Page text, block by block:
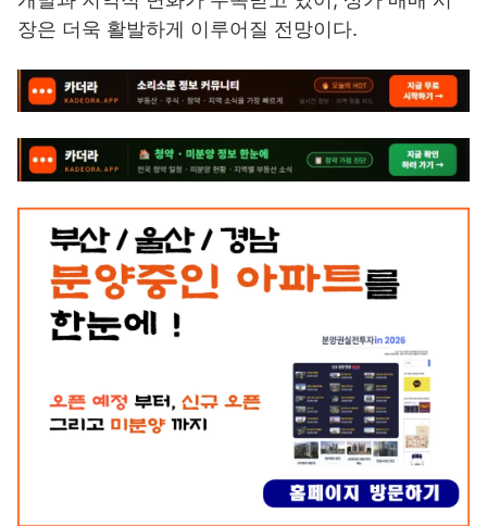
장은 더욱 활발하게 이루어질 전망이다.